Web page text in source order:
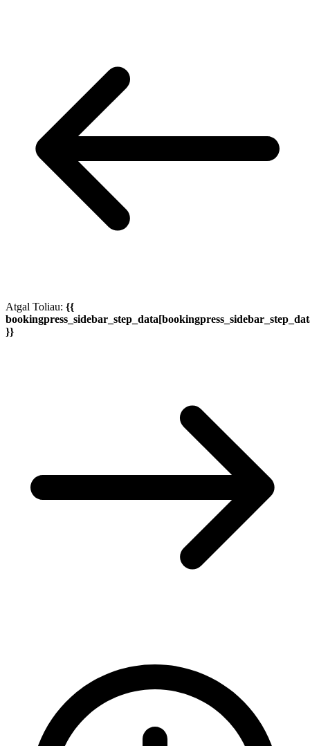
Atgal Toliau: {{
}}